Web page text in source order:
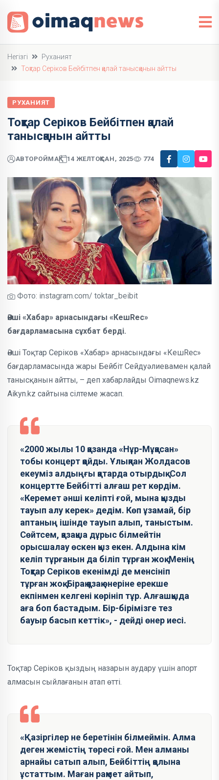
Негізгі
Руханият
Тоқтар Серіков Бейбітпен қалай танысқанын айтты
РУХАНИЯТ
Тоқтар Серіков Бейбітпен қалай
танысқанын айтты
АВТОРОЙМАҚ 14 ЖЕЛТОҚСАН, 2025 774
Фото: instagram.com/ toktar_beibit
Әнші «Хабар» арнасындағы «КешRec»
бағдарламасына сұхбат берді.
Әнші Тоқтар Серіков «Хабар» арнасындағы «КешRec»
бағдарламасында жары Бейбіт Сейдуәлиевамен қалай
танысқанын айтты, – деп хабарлайды Oimaqnews.kz
Aikyn.kz сайтына сілтеме жасап.
«2000 жылы 10 қазанда «Нұр-Мұқасан»
тобы концерт қойды. Ұлықпан Жолдасов
екеуміз алдыңғы қатарда отырдық. Сол
концертте Бейбітті алғаш рет көрдім.
«Керемет әнші келіпті ғой, мына қызды
тауып алу керек» дедім. Көп ұзамай, бір
аптаның ішінде тауып алып, таныстым.
Сөйтсем, қазақша дұрыс білмейтін
орысшалау өскен қыз екен. Алдына кім
келіп тұрғанын да біліп тұрған жоқ. Менің
Тоқтар Серіков екенімді де менсініп
тұрған жоқ. Бірақ қазақ өнеріне ерекше
екпінмен келгені көрініп тұр. Алғашқыда
аға боп бастадым. Бір-бірімізге тез
бауыр басып кеттік», - дейді өнер иесі.
Тоқтар Серіков қыздың назарын аудару үшін апорт
алмасын сыйлағанын атап өтті.
«Қазіргілер не беретінін білмеймін. Алма
деген жемістің төресі ғой. Мен алманы
арнайы сатып алып, Бейбіттің қолына
ұстаттым. Маған рақмет айтып,